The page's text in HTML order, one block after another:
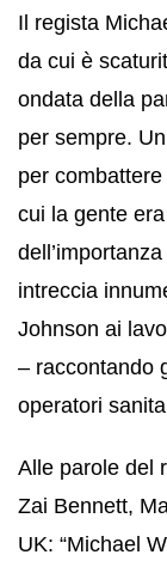
Il regista
da cui è
ondata della
per sempre.
per
cui la gente
intreccia
Johnson ai
– raccontando
operatori
Alle parole del
Zai Bennett,
UK: “Michael